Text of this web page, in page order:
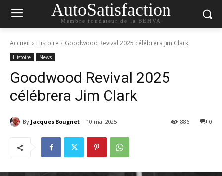
AutoSatisfaction
Membre fondateur de la BEHVA
Accueil Histoire Goodwood Revival 2025 célébrera Jim Clark
Histoire News
Goodwood Revival 2025
célébrera Jim Clark
By Jacques Bougnet 10 mai 2025 0
886